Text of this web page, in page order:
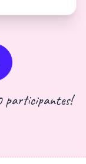
participantes!